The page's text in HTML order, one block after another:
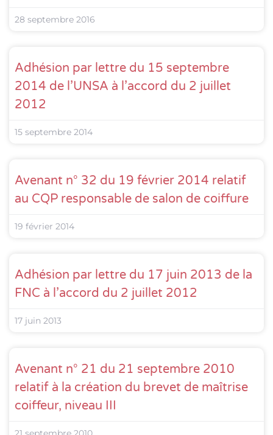
28 septembre 2016
Adhésion par lettre du 15 septembre
2014 de l’UNSA à l’accord du 2 juillet
2012
15 septembre 2014
Avenant n° 32 du 19 février 2014 relatif
au CQP responsable de salon de coiffure
19 février 2014
Adhésion par lettre du 17 juin 2013 de la
FNC à l’accord du 2 juillet 2012
17 juin 2013
Avenant n° 21 du 21 septembre 2010
relatif à la création du brevet de maîtrise
coiffeur, niveau III